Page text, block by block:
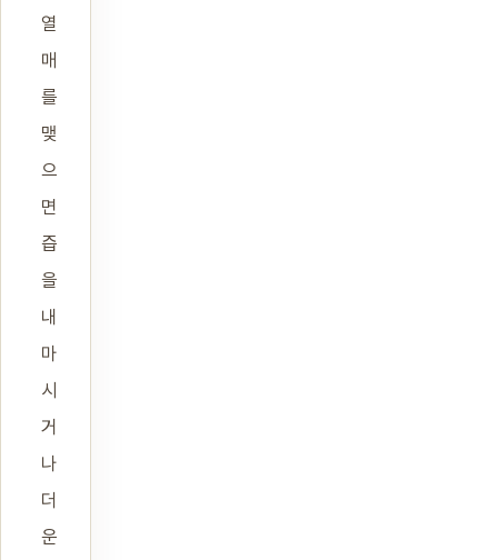
열
매
를
맺
으
면
즙
을
내
마
시
거
나
더
운